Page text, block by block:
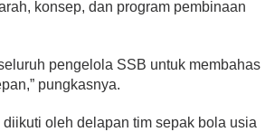
konsep, dan program pembinaan
pengelola SSB untuk membahas
pungkasnya.
oleh delapan tim sepak bola usia